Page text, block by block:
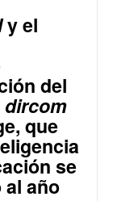
y el
del
dircom
, que
se
al año